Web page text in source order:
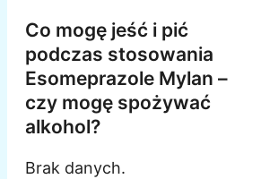
Co mogę jeść i pić
podczas stosowania
Esomeprazole Mylan –
czy mogę spożywać
alkohol?
Brak danych.